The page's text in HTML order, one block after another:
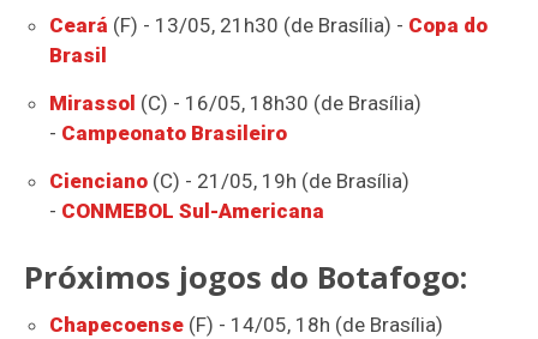
Ceará (F) - 13/05, 21h30 (de Brasília) - Copa do
Brasil
Mirassol (C) - 16/05, 18h30 (de Brasília)
- Campeonato Brasileiro
Cienciano (C) - 21/05, 19h (de Brasília)
- CONMEBOL Sul-Americana
Próximos jogos do Botafogo:
Chapecoense (F) - 14/05, 18h (de Brasília)